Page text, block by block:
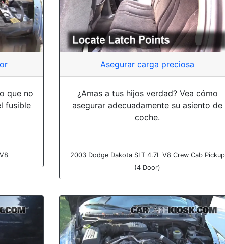
que no
fusible
Asegurar carga preciosa
¿Amas a tus hijos verdad? Vea cómo
asegurar adecuadamente su asiento de
coche.
2003 Dodge Dakota SLT 4.7L V8 Crew Cab Pickup
(4 Door)